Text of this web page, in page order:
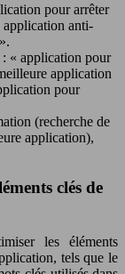
pour arrêter
application anti-
: « application pour
application
pour
(recherche de
application),
clés de
les éléments
tels que le